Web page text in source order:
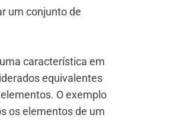
um conjunto de
característica em
equivalentes
O exemplo
os elementos de um